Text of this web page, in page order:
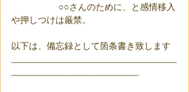
や押しつけは厳禁。
以下は、備忘録として箇条書き致します